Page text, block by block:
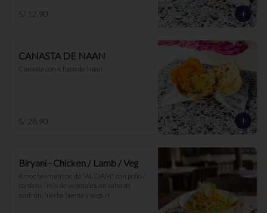
S/ 12.90
CANASTA DE NAAN
Canasta con 4 tipos de Naan
S/ 28.90
Biryani - Chicken / Lamb / Veg
Arroz basmati cocido "AL DAM" con pollo /
cordero / mix de vegetales, en salsa de
azafrán, hierba buena y yogurt